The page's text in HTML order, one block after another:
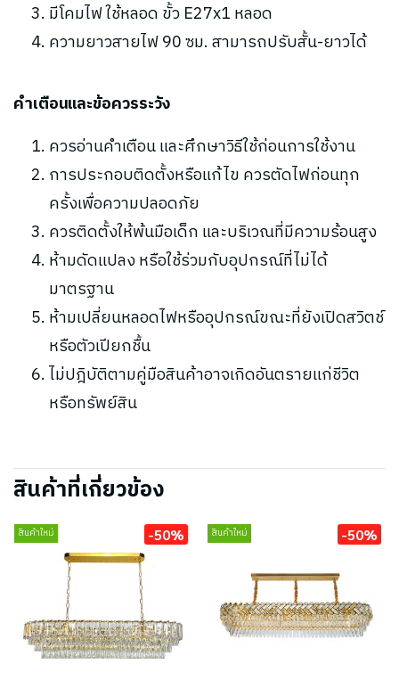
มีโคมไฟ ใช้หลอด ขั้ว E27x1 หลอด
ความยาวสายไฟ 90 ซม. สามารถปรับสั้น-ยาวได้
คำเตือนและข้อควรระวัง
ควรอ่านคำเตือน และศึกษาวิธีใช้ก่อนการใช้งาน
การประกอบติดตั้งหรือแก้ไข ควรตัดไฟก่อนทุก
ครั้งเพื่อความปลอดภัย
ควรติดตั้งให้พ้นมือเด็ก และบริเวณที่มีความร้อนสูง
ห้ามดัดแปลง หรือใช้ร่วมกับอุปกรณ์ที่ไม่ได้
มาตรฐาน
ห้ามเปลี่ยนหลอดไฟหรืออุปกรณ์ขณะที่ยังเปิดสวิตช์
หรือตัวเปียกชื้น
ไม่ปฎิบัติตามคู่มือสินค้าอาจเกิดอันตรายแก่ชีวิต
หรือทรัพย์สิน
สินค้าที่เกี่ยวข้อง
สินค้าใหม่ -50% สินค้าใหม่ -50%